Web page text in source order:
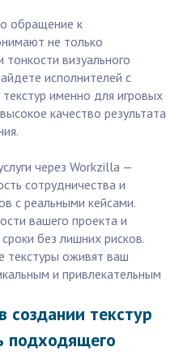
обращение к
не только
тонкости визуального
исполнителей с
именно для игровых
качество результата
через Workzilla —
сотрудничества и
с реальными кейсами.
вашего проекта и
без лишних рисков.
текстуры оживят ваш
и привлекательным
создании текстур
подходящего